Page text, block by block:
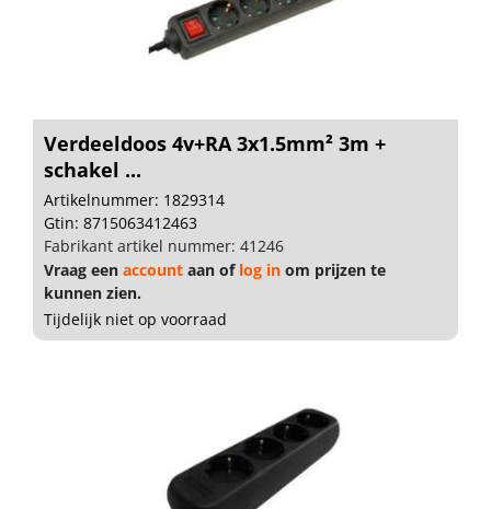
Verdeeldoos 4v+RA 3x1.5mm² 3m +
schakel ...
Artikelnummer: 1829314
Gtin: 8715063412463
Fabrikant artikel nummer: 41246
Vraag een account aan of log in om prijzen te
kunnen zien.
Tijdelijk niet op voorraad